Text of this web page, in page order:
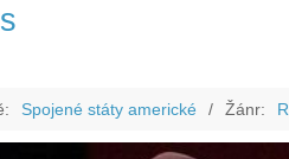
Spojené státy americké / Žánr: